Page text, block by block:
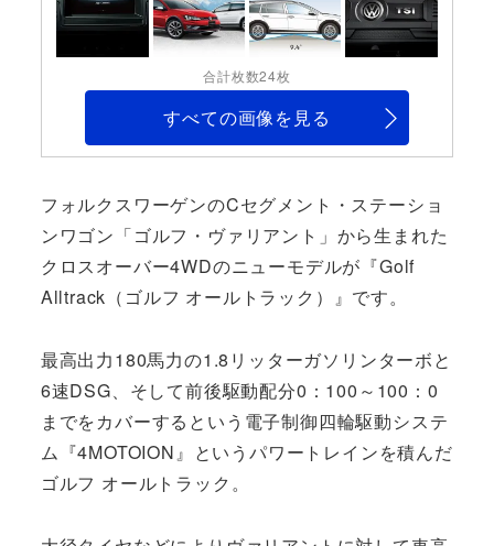
合計枚数24枚
すべての画像を見る
フォルクスワーゲンのCセグメント・ステーショ
ンワゴン「ゴルフ・ヴァリアント」から生まれた
クロスオーバー4WDのニューモデルが『Golf
Alltrack（ゴルフ オールトラック）』です。
最高出力180馬力の1.8リッターガソリンターボと
6速DSG、そして前後駆動配分0：100～100：0
までをカバーするという電子制御四輪駆動システ
ム『4MOTOION』というパワートレインを積んだ
ゴルフ オールトラック。